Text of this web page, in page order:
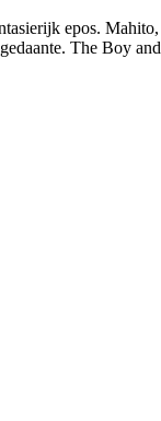
epos.
The Boy